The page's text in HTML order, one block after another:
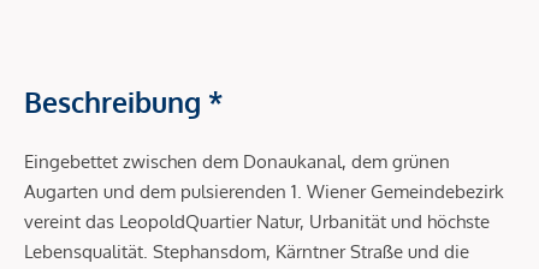
Beschreibung *
Eingebettet zwischen dem Donaukanal, dem grünen
Augarten und dem pulsierenden 1. Wiener Gemeindebezirk
vereint das LeopoldQuartier Natur, Urbanität und höchste
Lebensqualität. Stephansdom, Kärntner Straße und die